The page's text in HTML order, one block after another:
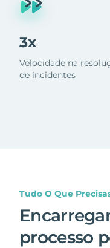
3x
Velocidade na
de incidentes
Tudo O Que
processo